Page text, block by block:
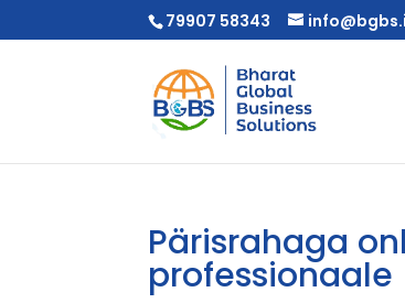
79907 58343
Pärisrahaga
professionaale